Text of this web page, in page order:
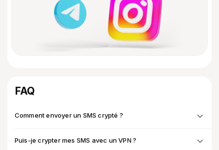
FAQ
Comment envoyer un SMS crypté ?
Puis-je crypter mes SMS avec un VPN ?